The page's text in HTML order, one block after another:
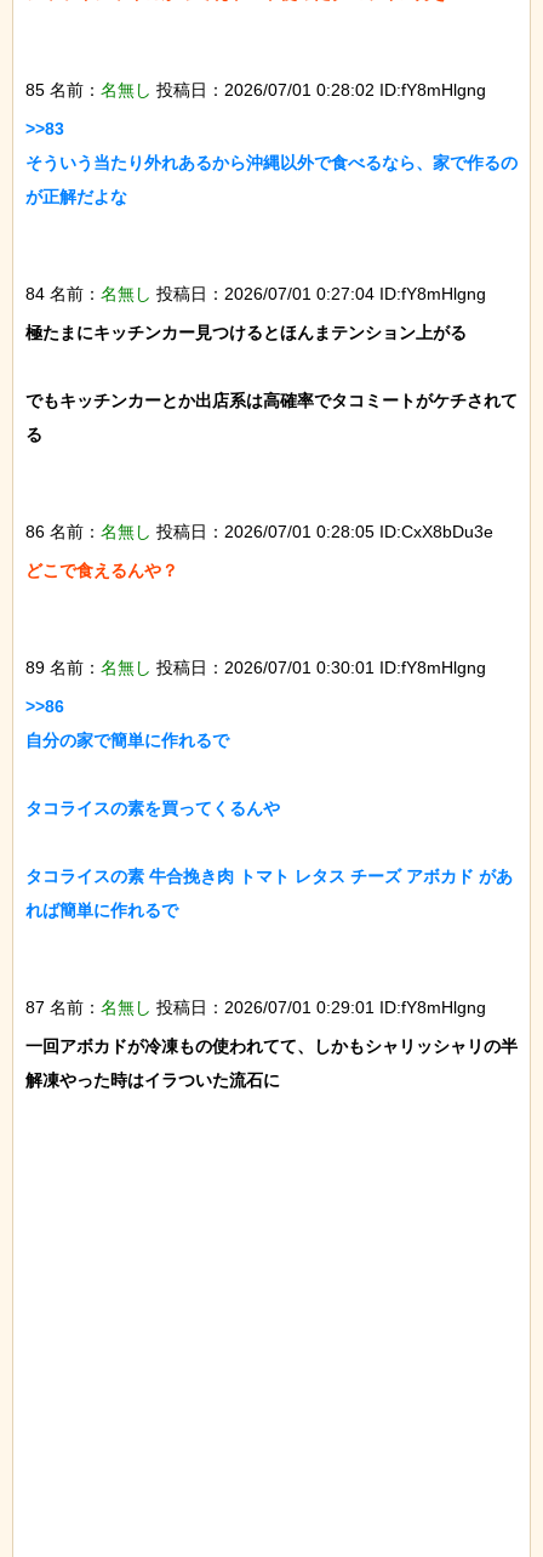
85 名前： 名無し 投稿日：2026/07/01 0:28:02 ID:fY8mHlgng
>>83
そういう当たり外れあるから沖縄以外で食べるなら、家で作るの
が正解だよな
84 名前： 名無し 投稿日：2026/07/01 0:27:04 ID:fY8mHlgng
極たまにキッチンカー見つけるとほんまテンション上がる
でもキッチンカーとか出店系は高確率でタコミートがケチされて
る
86 名前： 名無し 投稿日：2026/07/01 0:28:05 ID:CxX8bDu3e
どこで食えるんや？
89 名前： 名無し 投稿日：2026/07/01 0:30:01 ID:fY8mHlgng
>>86
自分の家で簡単に作れるで
タコライスの素を買ってくるんや
タコライスの素 牛合挽き肉 トマト レタス チーズ アボカド があ
れば簡単に作れるで
87 名前： 名無し 投稿日：2026/07/01 0:29:01 ID:fY8mHlgng
一回アボカドが冷凍もの使われてて、しかもシャリッシャリの半
解凍やった時はイラついた流石に